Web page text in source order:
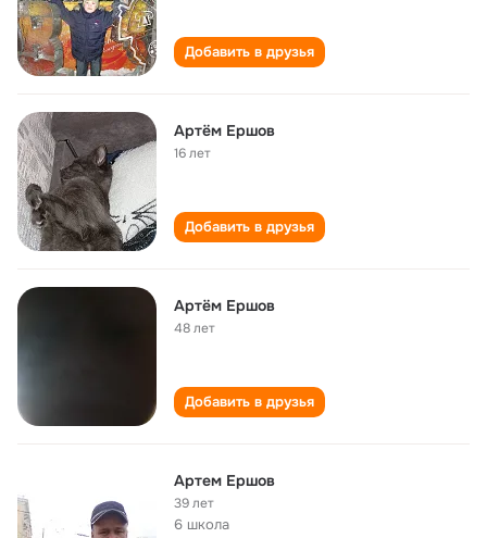
Добавить в друзья
Артём Ершов
16 лет
Добавить в друзья
Артём Ершов
48 лет
Добавить в друзья
Артем Ершов
39 лет
6 школа